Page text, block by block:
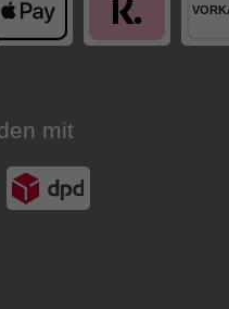
mit